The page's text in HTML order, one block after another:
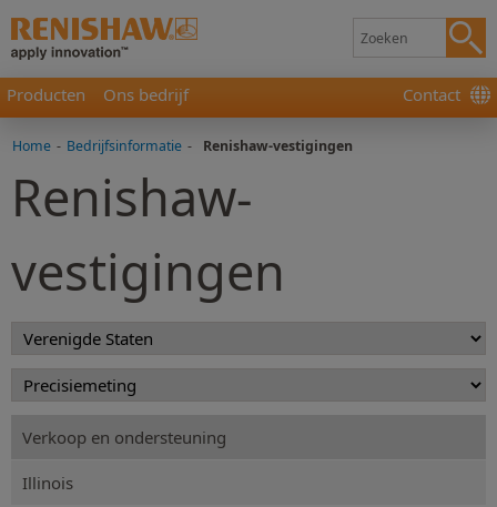
Producten Ons bedrijf Contact
Home - Bedrijfsinformatie - Renishaw-vestigingen
Renishaw-
vestigingen
Verkoop en ondersteuning
Illinois